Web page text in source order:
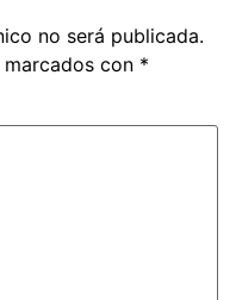
no será publicada.
con *